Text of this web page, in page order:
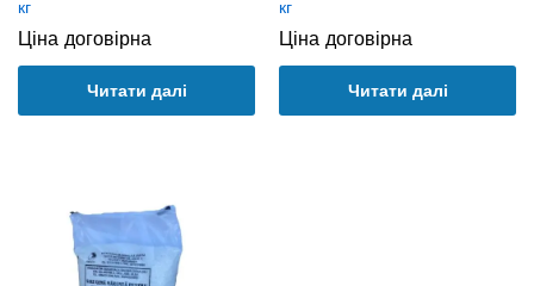
кг
Ціна договірна
Читати далі
кг
Ціна договірна
Читати далі